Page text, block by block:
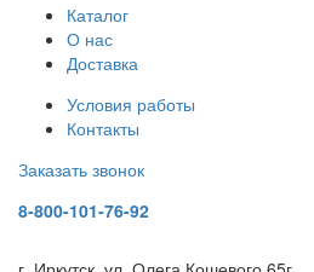
Каталог
О нас
Доставка
Условия работы
Контакты
Заказать звонок
8-800-101-76-92